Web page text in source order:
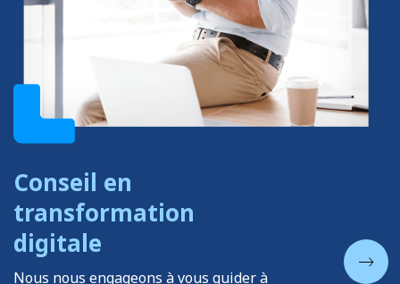
Conseil en
transformation
digitale
Nous nous engageons à vous guider à